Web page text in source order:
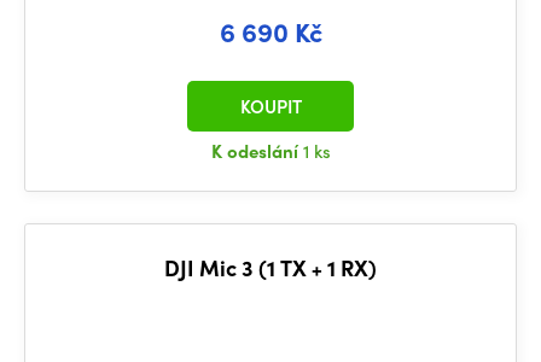
6 690 Kč
K odeslání1 ks
KOUPIT
DJI Mic 3 (1 TX + 1 RX)